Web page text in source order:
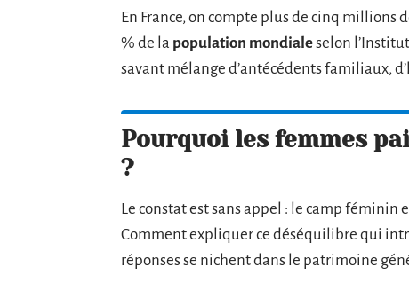
En France, on compte plus de cinq millions
% de la population mondialeselon
savant mélange d’antécédents familiaux,
Pourquoi les femmes
?
Le constat est sans appel : le camp féminin
Comment expliquer ce déséquilibre qui
réponses se nichent dans le patrimoine